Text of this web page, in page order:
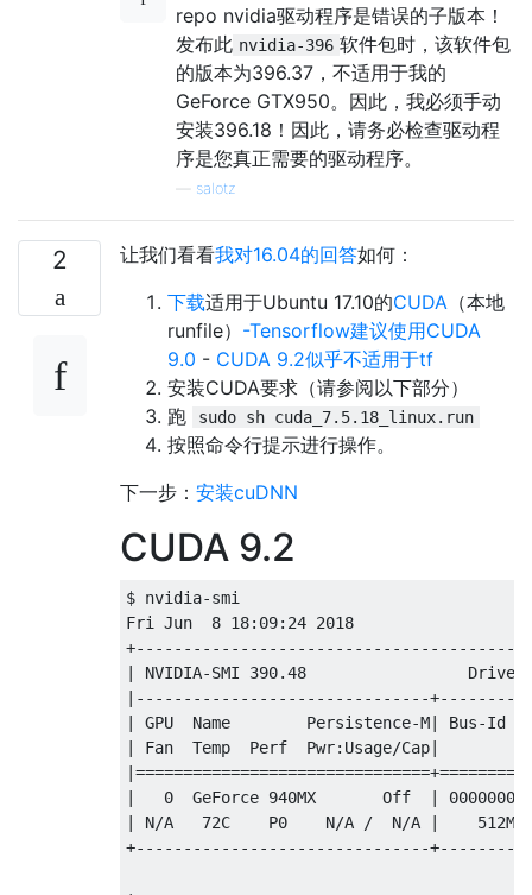
repo nvidia驱动程序是错误的子版本！
发布此 nvidia-396 软件包时，该软件包
的版本为396.37，不适用于我的
GeForce GTX950。因此，我必须手动
安装396.18！因此，请务必检查驱动程
序是您真正需要的驱动程序。
salotz
2 让我们看看我对16.04的回答如何：
下载适用于Ubuntu 17.10的CUDA （本地
runfile） -Tensorflow建议使用CUDA
9.0 - CUDA 9.2似乎不适用于tf
安装CUDA要求（请参阅以下部分）
跑
sudo sh cuda_7.5.18_linux.run
按照命令行提示进行操作。
下一步： 安装cuDNN
CUDA 9.2
$ nvidia-smi
Fri Jun  8 18:09:24 2018
| NVIDIA-SMI 390.48
|-------------------------------
| GPU  Name        Persistence-M| Bus-
| Fan  Temp  Perf  Pwr:Usage/Cap|
|   0  GeForce 940MX       Off  |
| N/A   72C    P0    N/A /  N/A |
+-------------------------------